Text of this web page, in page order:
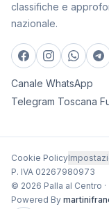
classifiche e
nazionale.
Canale WhatsApp
Telegram Toscana
Cookie Policy
P. IVA 02267980973
© 2026 Palla al Centro
Powered By